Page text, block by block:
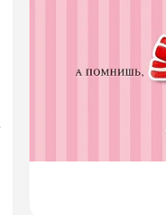
Игрушки мягкие